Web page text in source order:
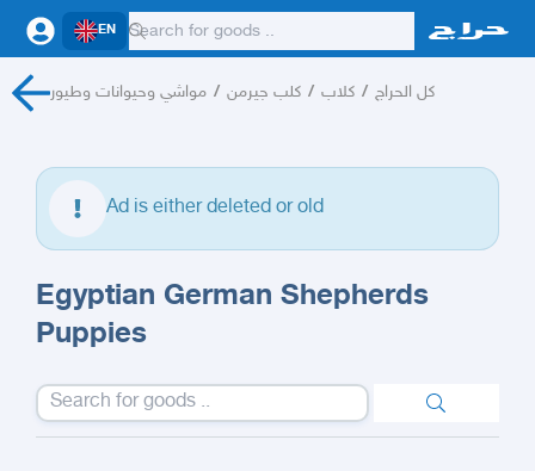
EN
مواشي وحيوانات وطيور / كلب جيرمن / كلاب / كل الحراج
Ad is either deleted or old
Egyptian German Shepherds
Puppies